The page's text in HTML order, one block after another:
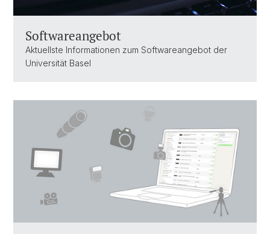
Softwareangebot
Aktuellste Informationen zum Softwareangebot der
Universität Basel